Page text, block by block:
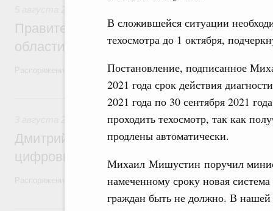
В сложившейся ситуации
техосмотра до 1 октября,
Постановление, подписанное
2021 года срок действия
2021 года по 30 сентября 2021
проходить техосмотр, так как
продлены автоматически.
Михаил Мишустин поручил
намеченному сроку новая
граждан быть не должно. В нашей
Правительство увеличило объём
области в рамках федерального
Распоряжение от 3 августа 2026 года №2067-р
3 августа, понедельник
Регулирование в сфере торговли.
Дмитрий Григоренко возглавил штаб по
цифровых платформ
Распоряжение от 25 июля 2026 года №1966-р